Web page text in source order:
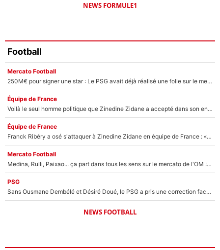
NEWS FORMULE1
Football
Mercato Football
250M€ pour signer une star : Le PSG avait déjà réalisé une folie sur le mercato bien avant Neymar !
Équipe de France
Voilà le seul homme politique que Zinedine Zidane a accepté dans son entourage : «Je garde un très bon souvenir de lui»
Équipe de France
Franck Ribéry a osé s'attaquer à Zinedine Zidane en équipe de France : «Je n'aurais jamais fait ça»
Mercato Football
Medina, Rulli, Paixao... ça part dans tous les sens sur le mercato de l'OM : Frank McCourt va enfin récupérer l'argent qu'il attend ?
PSG
Sans Ousmane Dembélé et Désiré Doué, le PSG a pris une correction face à Majorque : Luis Enrique attend avec impatience des renforts !
NEWS FOOTBALL